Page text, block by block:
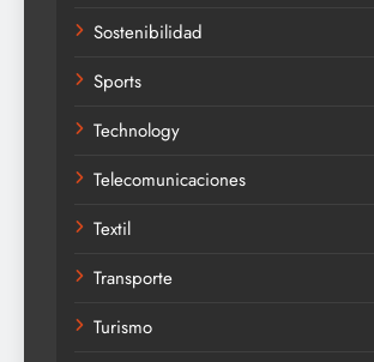
Sostenibilidad
Sports
Technology
Telecomunicaciones
Textil
Transporte
Turismo